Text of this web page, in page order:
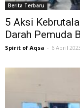
Berita Terbaru
5 Aksi
Darah Pemuda
Spirit of Aqsa - 6 April